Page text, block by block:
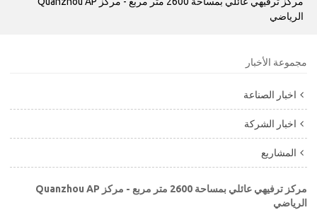
الرياضي
مجموعة الأخبار
اخبار الصناعة
اخبار الشركة
المشاريع
مركز ترفيهي عائلي بمساحة 2600 متر مربع - مركز Quanzhou AP
الرياضي